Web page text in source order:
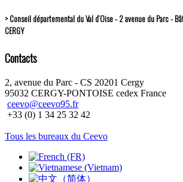
> Conseil départemental du Val d’Oise - 2 avenue du Parc -
CERGY
Contacts
2, avenue du Parc - CS 20201 Cergy
95032 CERGY-PONTOISE cedex France
ceevo@ceevo95.fr
+33 (0) 1 34 25 32 42
Tous les bureaux du Ceevo